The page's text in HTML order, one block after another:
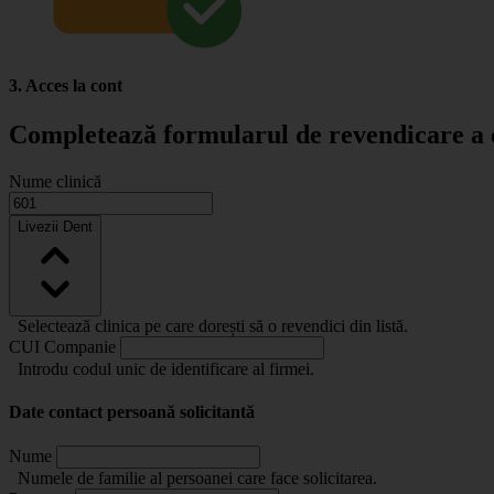
3. Acces la cont
Completează formularul de revendicare
Nume clinică
Livezii Dent
Selectează clinica pe care dorești să o revendici din listă.
CUI Companie
Introdu codul unic de identificare al firmei.
Date contact persoană solicitantă
Nume
Numele de familie al persoanei care face solicitarea.